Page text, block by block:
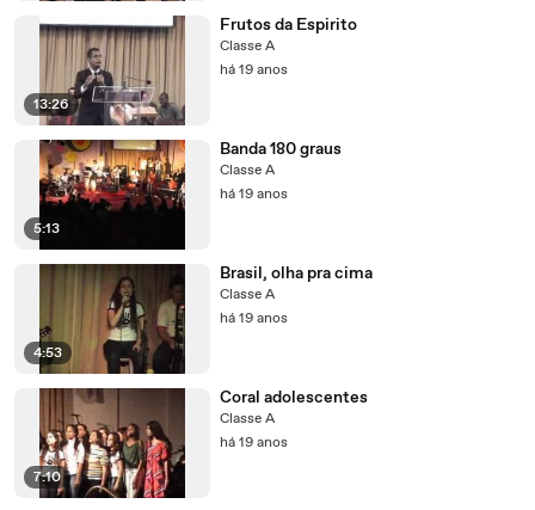
13:26
Frutos da Espirito
Classe A
há 19 anos
5:13
Banda 180 graus
Classe A
há 19 anos
4:53
Brasil, olha pra cima
Classe A
há 19 anos
7:10
Coral adolescentes
Classe A
há 19 anos